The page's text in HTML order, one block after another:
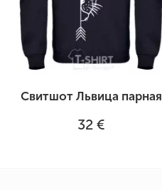
Свитшот Львица парная
32 €